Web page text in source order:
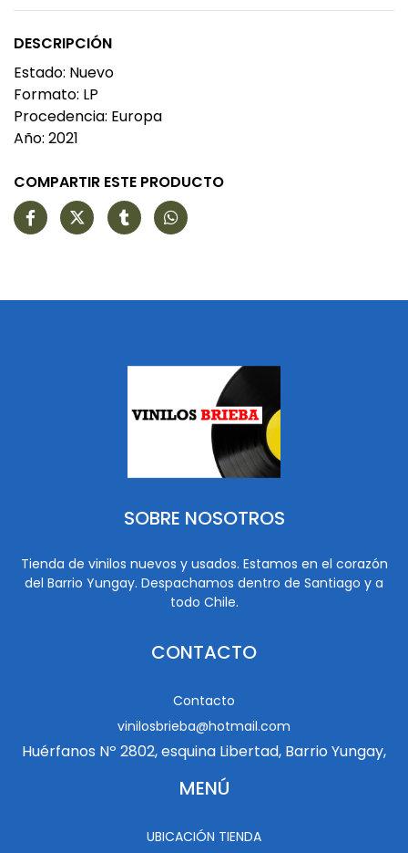
DESCRIPCIÓN
Estado: Nuevo
Formato: LP
Procedencia: Europa
Año: 2021
COMPARTIR ESTE PRODUCTO
SOBRE NOSOTROS
Tienda de vinilos nuevos y usados. Estamos en el corazón
del Barrio Yungay. Despachamos dentro de Santiago y a
todo Chile.
CONTACTO
Contacto
vinilosbrieba@hotmail.com
Huérfanos Nº 2802, esquina Libertad, Barrio Yungay,
MENÚ
UBICACIÓN TIENDA